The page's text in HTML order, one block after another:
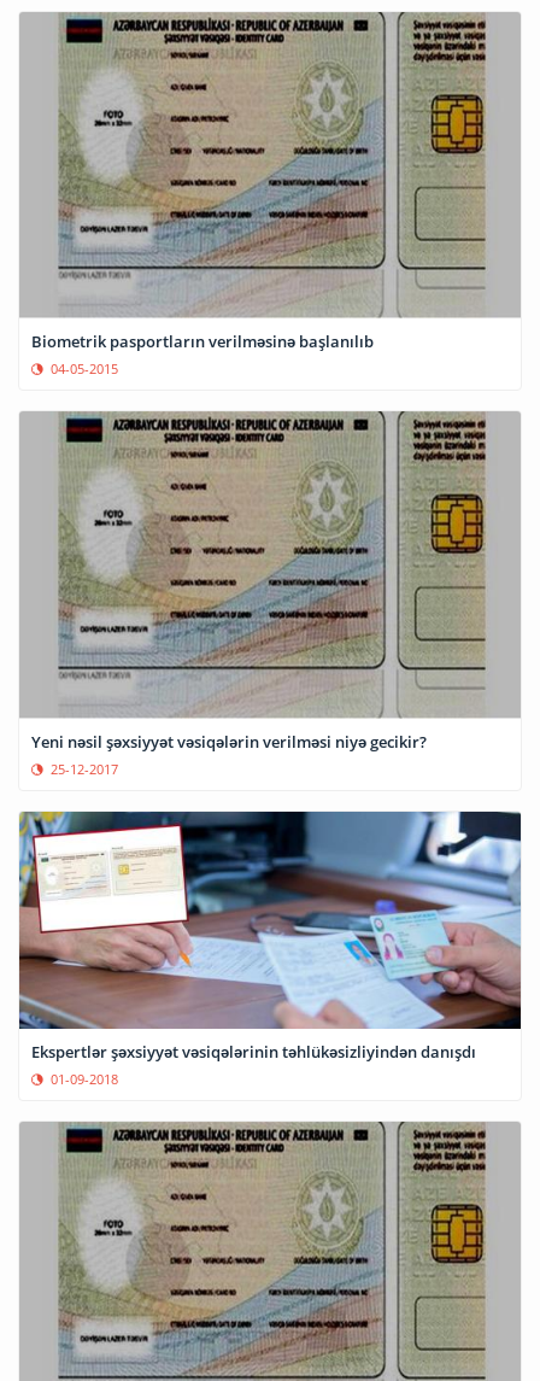
Biometrik pasportların verilməsinə başlanılıb
04-05-2015
Yeni nəsil şəxsiyyət vəsiqələrin verilməsi niyə gecikir?
25-12-2017
Ekspertlər şəxsiyyət vəsiqələrinin təhlükəsizliyindən danışdı
01-09-2018